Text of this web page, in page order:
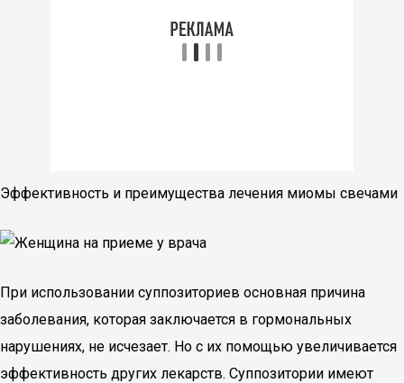
Эффективность и преимущества лечения миомы свечами
При использовании суппозиториев основная причина
заболевания, которая заключается в гормональных
нарушениях, не исчезает. Но с их помощью увеличивается
эффективность других лекарств. Суппозитории имеют